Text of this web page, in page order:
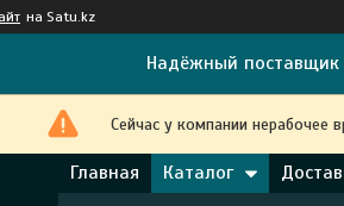
на Satu.kz
Надёжный
Сейчас у компании нерабочее
Главная Каталог